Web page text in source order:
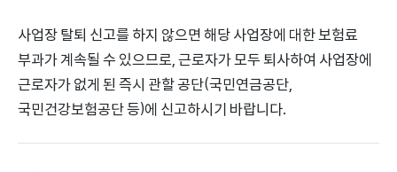
사업장 탈퇴 신고를 하지 않으면 해당 사업장에 대한 보험료
부과가 계속될 수 있으므로, 근로자가 모두 퇴사하여 사업장에
근로자가 없게 된 즉시 관할 공단(국민연금공단,
국민건강보험공단 등)에 신고하시기 바랍니다.